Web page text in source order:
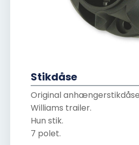
Stikdåse
Original
Williams trailer.
Hun stik.
7 polet.